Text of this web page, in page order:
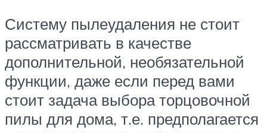
Систему пылеудаления не стоит
рассматривать в качестве
дополнительной, необязательной
функции, даже если перед вами
стоит задача выбора торцовочной
пилы для дома, т.е. предполагается